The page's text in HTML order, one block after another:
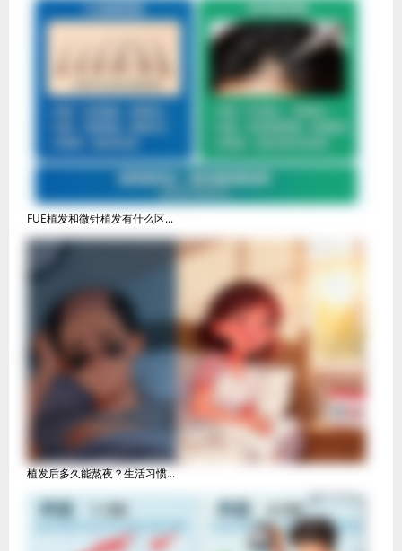
FUE植发和微针植发有什么区...
植发后多久能熬夜？生活习惯...